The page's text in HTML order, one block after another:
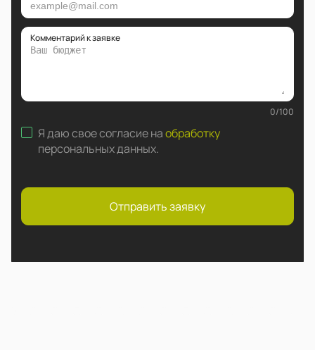
Комментарий к заявке
0/100
Я даю свое согласие наобработку
персональных данных.
Отправить заявку